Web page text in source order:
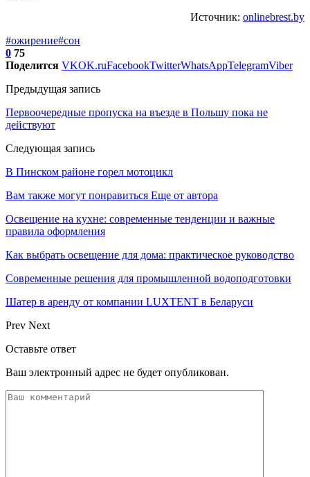
Источник: onlinebrest.by
#ожирение#сон
0 75
Поделится VKOK.ruFacebookTwitterWhatsAppTelegramViber
Предыдущая запись
Первоочередные пропуска на въезде в Польшу пока не
действуют
Следующая запись
В Пинском районе горел мотоцикл
Вам также могут понравиться Еще от автора
Освещение на кухне: современные тенденции и важные
правила оформления
Как выбрать освещение для дома: практическое руководство
Современные решения для промышленной водоподготовки
Шатер в аренду от компании LUXTENT в Беларуси
Prev Next
Оставьте ответ
Ваш электронный адрес не будет опубликован.